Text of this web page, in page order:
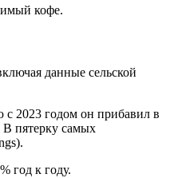
кофе.
данные сельской
с 2023 годом он прибавил в
В пятерку самых
год к году.